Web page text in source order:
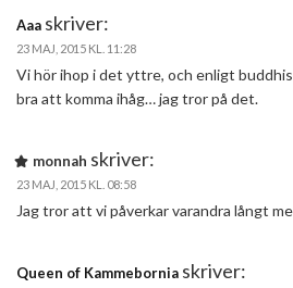
Aaa skriver:
23 MAJ, 2015 KL. 11:28
Vi hör ihop i det yttre, och enligt
bra att komma ihåg… jag tror på det.
monnah skriver:
23 MAJ, 2015 KL. 08:58
Jag tror att vi påverkar varandra långt
Queen of Kammebornia skriver: